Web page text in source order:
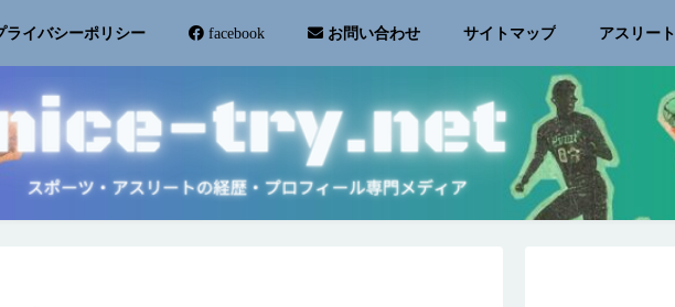
イバシーポリシー facebook お問い合わせ サイトマップ アスリート